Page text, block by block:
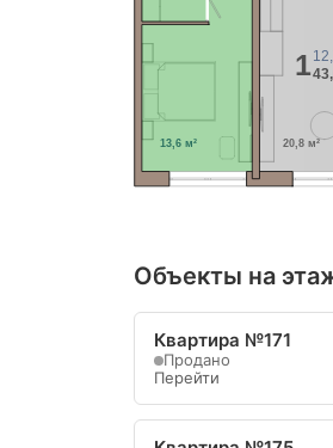
13,6 м² 20,8 м²
1
Объекты на
Квартира №171
Продано
Перейти